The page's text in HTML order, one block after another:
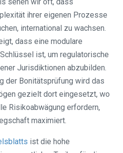
ihrer eigenen Prozesse
international zu wachsen.
dass eine modulare
ist, um regulatorische
Jurisdiktionen abzubilden.
der Bonitätsprüfung wird das
gezielt dort eingesetzt, wo
Risikoabwägung erfordern,
maximiert.
ist die hohe